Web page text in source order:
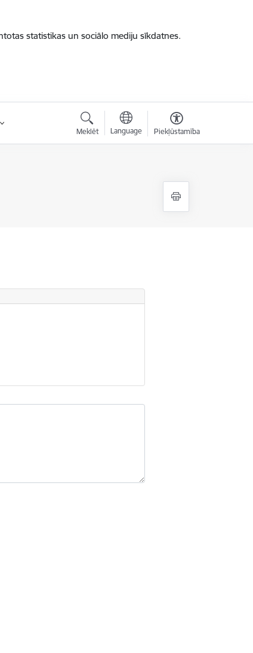
statistikas un sociālo mediju sīkdatnes.
Meklēt Language Piekļūstamība